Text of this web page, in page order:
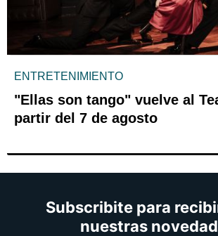
ENTRETENIMIENTO
"Ellas son tango" vuelve al
partir del 7 de agosto
Subscribite para
nuestras